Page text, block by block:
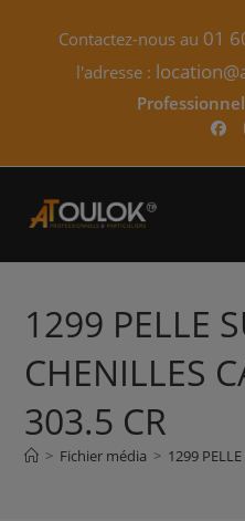
Contactez-nous au 01
l'adresse :
1299 PELLE
CHENILLES
303.5 CR
> Fichier média > 1299